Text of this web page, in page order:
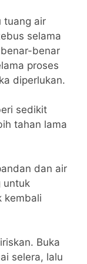
tuang air
selama
benar
proses
diperlukan.
sedikit
tahan lama
dan air
untuk
kembali
Buka
selera, lalu